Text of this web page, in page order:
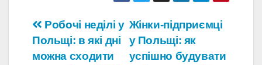
Навігація
записів
Жінки-підприємці
у Польщі: як
успішно будувати
Робочі неділі у
Польщі: в які дні
можна сходити